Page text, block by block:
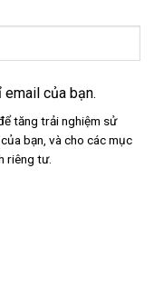
của bạn.
tăng trải nghiệm sử
bạn, và cho các mục
riêng tư.